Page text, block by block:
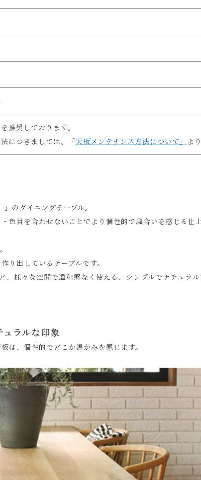
推奨しております。
につきましては、「天板メンテナンス方法について」 よ
のダイニングテーブル。
色目を合わせないことでより個性的で風合いを感じる仕
り出しているテーブルです。
、様々な空間で違和感なく使える、シンプルでナチュラ
ラルな印象
は、個性的でどこか温かみを感じます。